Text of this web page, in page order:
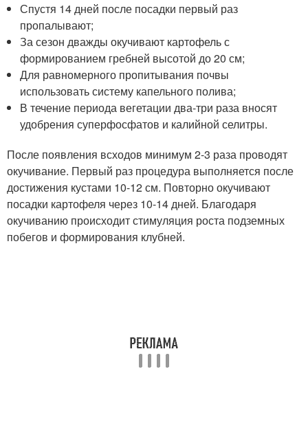
Спустя 14 дней после посадки первый раз
пропалывают;
За сезон дважды окучивают картофель с
формированием гребней высотой до 20 см;
Для равномерного пропитывания почвы
использовать систему капельного полива;
В течение периода вегетации два-три раза вносят
удобрения суперфосфатов и калийной селитры.
После появления всходов минимум 2-3 раза проводят
окучивание. Первый раз процедура выполняется после
достижения кустами 10-12 см. Повторно окучивают
посадки картофеля через 10-14 дней. Благодаря
окучиванию происходит стимуляция роста подземных
побегов и формирования клубней.